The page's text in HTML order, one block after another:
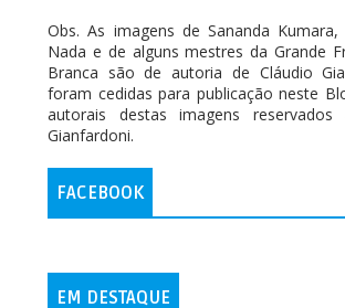
Obs. As imagens de Sananda
Nada e de alguns mestres da Grande
Branca são de autoria de Cláudio
foram cedidas para publicação neste
autorais destas imagens reservados
Gianfardoni.
FACEBOOK
EM DESTAQUE